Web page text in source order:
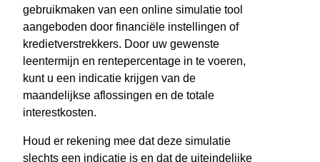
gebruikmaken van een online simulatie tool
aangeboden door financiële instellingen of
kredietverstrekkers. Door uw gewenste
leentermijn en rentepercentage in te voeren,
kunt u een indicatie krijgen van de
maandelijkse aflossingen en de totale
interestkosten.
Houd er rekening mee dat deze simulatie
slechts een indicatie is en dat de uiteindelijke